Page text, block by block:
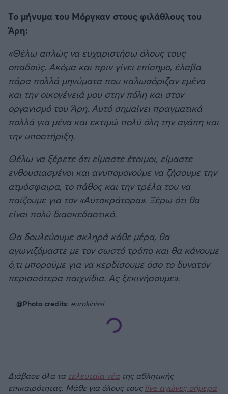
Το μήνυμα του Μόργκαν στους φιλάθλους του
Άρη:
«Θέλω απλώς να ευχαριστήσω όλους τους
οπαδούς. Ακόμα και πριν γίνει επίσημο, έλαβα
πάρα πολλά μηνύματα που καλωσόριζαν εμένα
και την οικογένειά μου στην πόλη και στον
οργανισμό του Άρη. Αυτό σημαίνει πραγματικά
πολλά για μένα και εκτιμώ πολύ όλη την αγάπη και
την υποστήριξη.
Θέλω να ξέρετε ότι είμαστε έτοιμοι, είμαστε
ενθουσιασμένοι και ανυπομονούμε να ζήσουμε την
ατμόσφαιρα, το πάθος και την τρέλα του να
παίζουμε για τον «Αυτοκράτορα». Ξέρω ότι θα
είναι πολύ διασκεδαστικό.
Θα δουλεύουμε σκληρά κάθε μέρα, θα
αγωνιζόμαστε με τον σωστό τρόπο και θα κάνουμε
ό,τι μπορούμε για να κερδίσουμε όσο το δυνατόν
περισσότερα παιχνίδια. Ας ξεκινήσουμε».
@Photo credits: eurokinissi
Διάβασε όλα τα τελευταία νέα της αθλητικής
επικαιρότητας. Μάθε για όλους τους live αγώνες σήμερα